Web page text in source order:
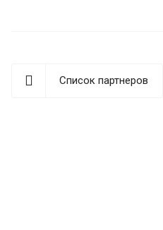
Список партнеров